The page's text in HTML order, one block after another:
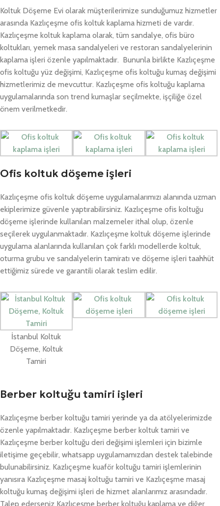
Koltuk Döşeme Evi olarak müşterilerimize sunduğumuz hizmetler
arasında Kazlıçeşme ofis koltuk kaplama hizmeti de vardır.
Kazlıçeşme koltuk kaplama olarak, tüm sandalye, ofis büro
koltukları, yemek masa sandalyeleri ve restoran sandalyelerinin
kaplama işleri özenle yapılmaktadır. Bununla birlikte Kazlıçeşme
ofis koltuğu yüz değişimi, Kazlıçeşme ofis koltuğu kumaş değişimi
hizmetlerimiz de mevcuttur. Kazlıçeşme ofis koltuğu kaplama
uygulamalarında son trend kumaşlar seçilmekte, işçiliğe özel
önem verilmetkedir.
Ofis koltuk döşeme işleri
Kazlıçeşme ofis koltuk döşeme uygulamalarımızı alanında uzman
ekiplerimize güvenle yaptırabilirsiniz. Kazlıçeşme ofis koltuğu
döşeme işlerinde kullanılan malzemeler ithal olup, özenle
seçilerek uygulanmaktadır. Kazlıçeşme koltuk döşeme işlerinde
uygulama alanlarında kullanılan çok farklı modellerde koltuk,
oturma grubu ve sandalyelerin tamiratı ve döşeme işleri taahhüt
ettiğimiz sürede ve garantili olarak teslim edilir.
İstanbul Koltuk
Döşeme, Koltuk
Tamiri
Berber koltuğu tamiri işleri
Kazlıçeşme berber koltuğu tamiri yerinde ya da atölyelerimizde
özenle yapılmaktadır. Kazlıçeşme berber koltuk tamiri ve
Kazlıçeşme berber koltuğu deri değişimi işlemleri için bizimle
iletişime geçebilir, whatsapp uygulamamızdan destek talebinde
bulunabilirsiniz. Kazlıçeşme kuaför koltuğu tamiri işlemlerinin
yanısıra Kazlıçeşme masaj koltuğu tamiri ve Kazlıçeşme masaj
koltuğu kumaş değişimi işleri de hizmet alanlarımız arasındadır.
Talep ederseniz Kazlıçeşme berber koltuğu kaplama ve diğer